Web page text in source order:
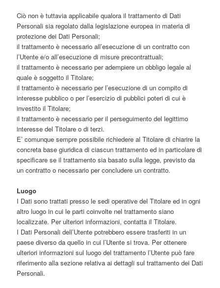
Ciò non è tuttavia applicabile qualora il trattamento di Dati
Personali sia regolato dalla legislazione europea in materia di
protezione dei Dati Personali;
il trattamento è necessario all’esecuzione di un contratto con
l’Utente e/o all’esecuzione di misure precontrattuali;
il trattamento è necessario per adempiere un obbligo legale al
quale è soggetto il Titolare;
il trattamento è necessario per l’esecuzione di un compito di
interesse pubblico o per l’esercizio di pubblici poteri di cui è
investito il Titolare;
il trattamento è necessario per il perseguimento del legittimo
interesse del Titolare o di terzi.
E’ comunque sempre possibile richiedere al Titolare di chiarire la
concreta base giuridica di ciascun trattamento ed in particolare di
specificare se il trattamento sia basato sulla legge, previsto da
un contratto o necessario per concludere un contratto.
Luogo
I Dati sono trattati presso le sedi operative del Titolare ed in ogni
altro luogo in cui le parti coinvolte nel trattamento siano
localizzate. Per ulteriori informazioni, contatta il Titolare.
I Dati Personali dell’Utente potrebbero essere trasferiti in un
paese diverso da quello in cui l’Utente si trova. Per ottenere
ulteriori informazioni sul luogo del trattamento l’Utente può fare
riferimento alla sezione relativa ai dettagli sul trattamento dei Dati
Personali.